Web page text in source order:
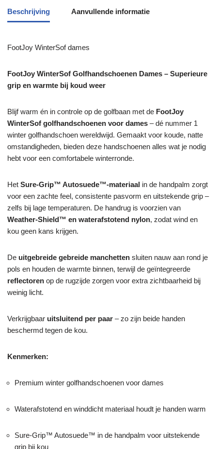
Beschrijving Aanvullende informatie
FootJoy WinterSof dames
FootJoy WinterSof Golfhandschoenen Dames – Superieure
grip en warmte bij koud weer
Blijf warm én in controle op de golfbaan met de FootJoy
WinterSof golfhandschoenen voor dames – dé nummer 1
winter golfhandschoen wereldwijd. Gemaakt voor koude, natte
omstandigheden, bieden deze handschoenen alles wat je nodig
hebt voor een comfortabele winterronde.
Het Sure-Grip™ Autosuede™-materiaal in de handpalm zorgt
voor een zachte feel, consistente pasvorm en uitstekende grip –
zelfs bij lage temperaturen. De handrug is voorzien van
Weather-Shield™ en waterafstotend nylon, zodat wind en
kou geen kans krijgen.
De uitgebreide gebreide manchetten sluiten nauw aan rond je
pols en houden de warmte binnen, terwijl de geïntegreerde
reflectoren op de rugzijde zorgen voor extra zichtbaarheid bij
weinig licht.
Verkrijgbaar uitsluitend per paar – zo zijn beide handen
beschermd tegen de kou.
Kenmerken:
Premium winter golfhandschoenen voor dames
Waterafstotend en winddicht materiaal houdt je handen warm
Sure-Grip™ Autosuede™ in de handpalm voor uitstekende
grip bij kou